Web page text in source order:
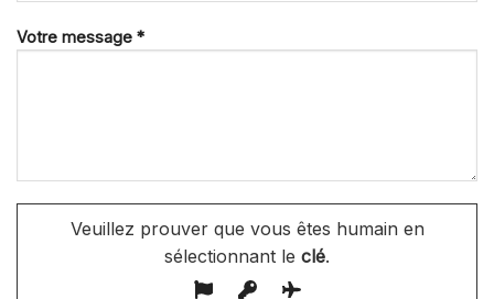
Votre message *
Veuillez prouver que vous êtes humain en
sélectionnant le clé.